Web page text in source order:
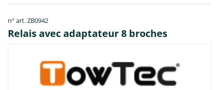
n° art. ZB0942
Relais avec adaptateur 8 broches